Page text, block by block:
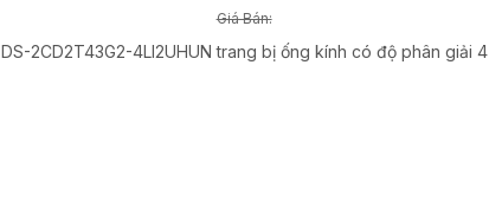
Giá Bán:
DS-2CD2T43G2-4LI2UHUN trang bị ống kính có độ phân giải 4